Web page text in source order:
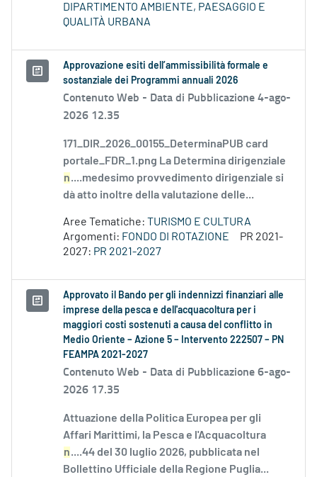
DIPARTIMENTO AMBIENTE, PAESAGGIO E
QUALITÀ URBANA
Approvazione esiti dell’ammissibilità formale e
sostanziale dei Programmi annuali 2026
Contenuto Web - Data di Pubblicazione 4-ago-
2026 12.35
171_DIR_2026_00155_DeterminaPUB card
portale_FDR_1.png La Determina dirigenziale
n....medesimo provvedimento dirigenziale si
dà atto inoltre della valutazione delle...
Aree Tematiche: TURISMO E CULTURA
Argomenti: FONDO DI ROTAZIONE
PR 2021-
2027: PR 2021-2027
Approvato il Bando per gli indennizzi finanziari alle
imprese della pesca e dell'acquacoltura per i
maggiori costi sostenuti a causa del conflitto in
Medio Oriente – Azione 5 – Intervento 222507 – PN
FEAMPA 2021-2027
Contenuto Web - Data di Pubblicazione 6-ago-
2026 17.35
Attuazione della Politica Europea per gli
Affari Marittimi, la Pesca e l'Acquacoltura
n....44 del 30 luglio 2026, pubblicata nel
Bollettino Ufficiale della Regione Puglia...